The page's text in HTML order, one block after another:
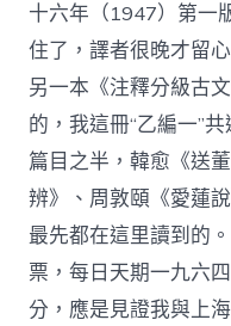
十六年（1947）第一
住了，譯者很晚才留
另一本《注釋分級古
的，我這冊“乙編一”
篇目之半，韓愈《送
辨》、周敦頤《愛蓮
最先都在這里讀到的
票，每日天期一九六
分，應是見證我與上